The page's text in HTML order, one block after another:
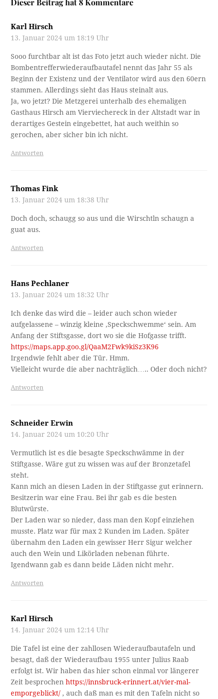
Dieser Beitrag hat 8 Kommentare
Karl Hirsch
13. Januar 2024 um 18:19 Uhr
Sooo furchtbar alt ist das Foto jetzt auch wieder nicht. Die
Bombentrefferwiederaufbautafel nennt das Jahr 55 als
Beginn der Existenz und der Ventilator wird aus den 60ern
stammen. Allerdings sieht das Haus steinalt aus.
Ja, wo jetzt? Die Metzgerei unterhalb des ehemaligen
Gasthaus Hirsch am Vierviechereck in der Altstadt war in
derartiges Gestein eingebettet, hat auch weithin so
gerochen, aber sicher bin ich nicht.
Antworten
Thomas Fink
13. Januar 2024 um 18:38 Uhr
Doch doch, schaugg so aus und die Wirschtln schaugn a
guat aus.
Antworten
Hans Pechlaner
13. Januar 2024 um 18:32 Uhr
Ich denke das wird die – leider auch schon wieder
aufgelassene – winzig kleine ‚Speckschwemme‘ sein. Am
Anfang der Stiftsgasse, dort wo sie die Hofgasse trifft.
https://maps.app.goo.gl/QaaM2Fwk9kiSz3K96
Irgendwie fehlt aber die Tür. Hmm.
Vielleicht wurde die aber nachträglich….. Oder doch nicht?
Antworten
Schneider Erwin
14. Januar 2024 um 10:20 Uhr
Vermutlich ist es die besagte Speckschwämme in der
Stiftgasse. Wäre gut zu wissen was auf der Bronzetafel
steht.
Kann mich an diesen Laden in der Stiftgasse gut erinnern.
Besitzerin war eine Frau. Bei ihr gab es die besten
Blutwürste.
Der Laden war so nieder, dass man den Kopf einziehen
musste. Platz war für max 2 Kunden im Laden. Später
übernahm den Laden ein gewisser Herr Sigur welcher
auch den Wein und Likörladen nebenan führte.
Igendwann gab es dann beide Läden nicht mehr.
Antworten
Karl Hirsch
14. Januar 2024 um 12:14 Uhr
Die Tafel ist eine der zahllosen Wiederaufbautafeln und
besagt, daß der Wiederaufbau 1955 unter Julius Raab
erfolgt ist. Wir haben das hier schon einmal vor längerer
Zeit besprochenhttps://innsbruck-erinnert.at/vier-mal-
emporgeblickt/ , auch daß man es mit den Tafeln nicht so